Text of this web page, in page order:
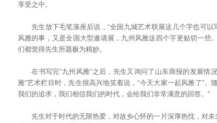
享受之中。
先生放下毛笔落座后说，“全国九城艺术联展这几个字也可以
风雅的事，又是全国大型邀请展，九州风雅这四个字更贴切一些
们都觉得先生所题极为精妙。
在书写完“九州风雅”之后，先生又询问了山东商报的发展情
雅”艺术栏目时，先生很高兴地笑着说，“今天大家一起风雅了”。
我们的追求，我们相信我们的时代，会给我们非常满意的回答。”
先生对于时代的无限热爱，对故乡心怀的一片深厚热忱，对未